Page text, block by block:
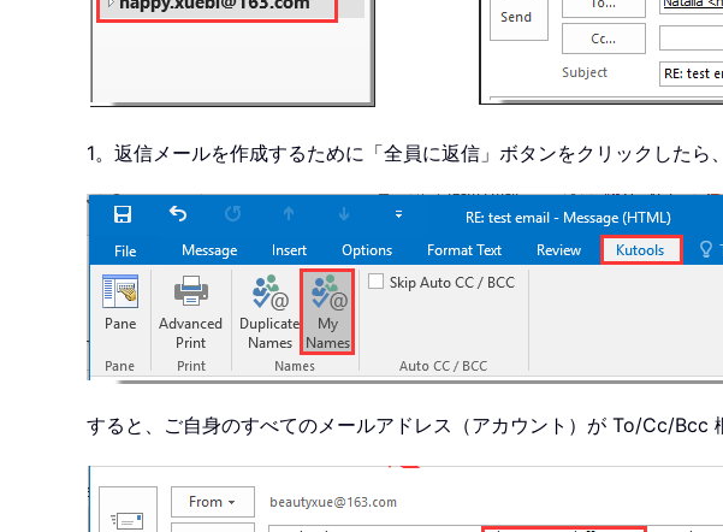
1。返信メールを作成するために「全員に返信」ボタンをクリックしたら、
すると、ご自身のすべてのメールアドレス（アカウント）が To/Cc/Bcc